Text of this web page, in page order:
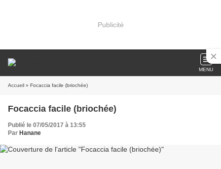
Publicité
MENU
Accueil » Focaccia facile (briochée)
Focaccia facile (briochée)
Publié le 07/05/2017 à 13:55
Par Hanane